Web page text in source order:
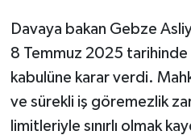
Davaya bakan Gebze
8 Temmuz 2025 tarihinde
kabulüne karar verdi.
ve sürekli iş göremezlik
limitleriyle sınırlı olmak